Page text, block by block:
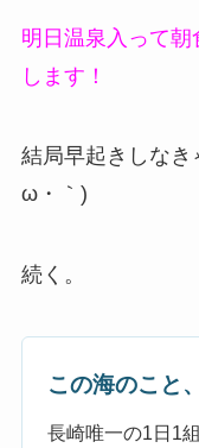
明日温泉入って
します！
結局早起きしなき
ω・｀)
続く。
この海のこと
長崎唯一の1日1